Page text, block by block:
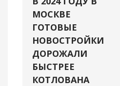
МОСКВЕ
ГОТОВЫЕ
НОВОСТРОЙКИ
ДОРОЖАЛИ
БЫСТРЕЕ
КОТЛОВАНА